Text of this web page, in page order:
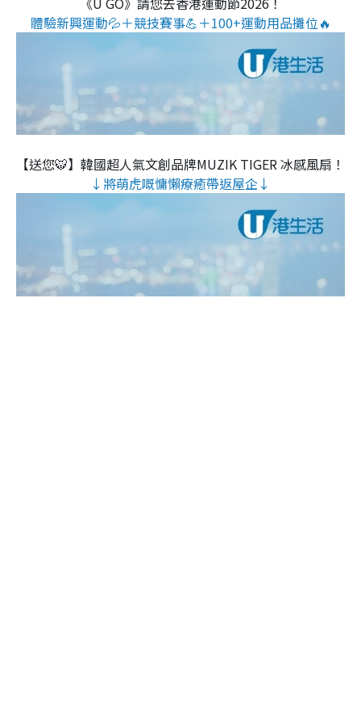
體驗新興運動💦＋競技賽事💪＋100+運動用品攤位🔥
【送您🐯】韓國超人氣文創品牌MUZIK TIGER 冰感風扇！
↓將萌虎嘅慵懶療癒帶返屋企↓